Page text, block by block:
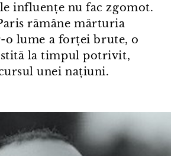
influențe nu fac zgomot.
rămâne mărturia
lume a forței brute, o
la timpul potrivit,
unei națiuni.